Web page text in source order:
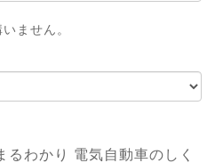
ません。
るわかり 電気自動車のしく